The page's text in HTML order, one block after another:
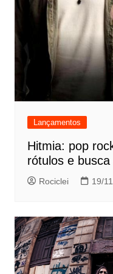
Lançamentos
Hitmia: pop
rótulos e
Rociclei 19/